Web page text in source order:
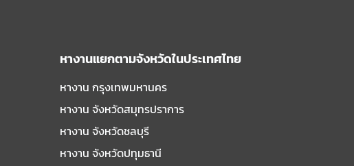
หางานแยกตามจังหวัดในประเทศไทย
หางาน กรุงเทพมหานคร
หางาน จังหวัดสมุทรปราการ
หางาน จังหวัดชลบุรี
หางาน จังหวัดปทุมธานี